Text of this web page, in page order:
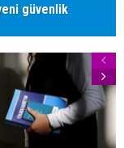
güvenlik